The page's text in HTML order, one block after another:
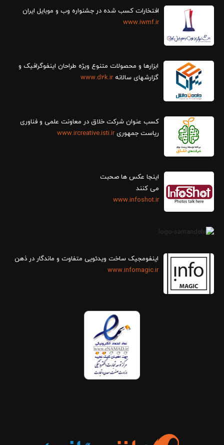
افتخارات کسب شده در جشنواره وب و موبایل ایران
www.iwmf.ir
ابزارها و محصولات متنوع ویژه طراحان اینفوگرافیک و
گزارش‎های سالانه
www.d2k.ir
کسب عنوان شرکت خلاق در معاونت علمی و فناوری
ریاست جمهوریwww.ircreative.isti.ir
اینجا عکس ها صحبت
می کنند
www.infoshot.ir
اینفومجیک ساخت ویدئویی متفاوت و ماندگار در ذهن
www.infomagic.ir